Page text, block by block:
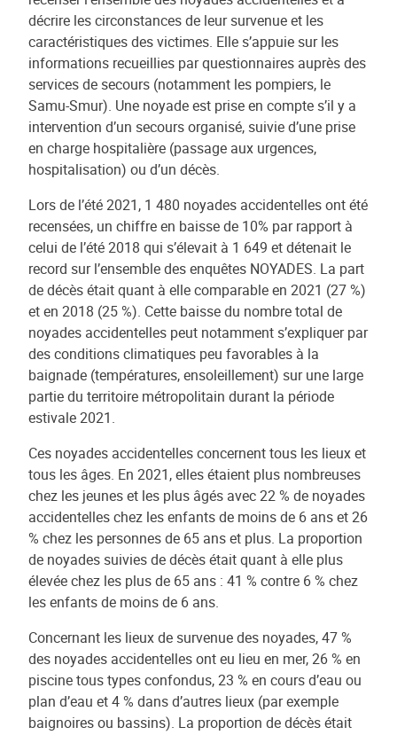
décrire les circonstances de leur survenue et les
caractéristiques des victimes. Elle s’appuie sur les
informations recueillies par questionnaires auprès des
services de secours (notamment les pompiers, le
Samu-Smur). Une noyade est prise en compte s’il y a
intervention d’un secours organisé, suivie d’une prise
en charge hospitalière (passage aux urgences,
hospitalisation) ou d’un décès.
Lors de l’été 2021, 1 480 noyades accidentelles ont été
recensées, un chiffre en baisse de 10% par rapport à
celui de l’été 2018 qui s’élevait à 1 649 et détenait le
record sur l’ensemble des enquêtes NOYADES. La part
de décès était quant à elle comparable en 2021 (27 %)
et en 2018 (25 %). Cette baisse du nombre total de
noyades accidentelles peut notamment s’expliquer par
des conditions climatiques peu favorables à la
baignade (températures, ensoleillement) sur une large
partie du territoire métropolitain durant la période
estivale 2021.
Ces noyades accidentelles concernent tous les lieux et
tous les âges. En 2021, elles étaient plus nombreuses
chez les jeunes et les plus âgés avec 22 % de noyades
accidentelles chez les enfants de moins de 6 ans et 26
% chez les personnes de 65 ans et plus. La proportion
de noyades suivies de décès était quant à elle plus
élevée chez les plus de 65 ans : 41 % contre 6 % chez
les enfants de moins de 6 ans.
Concernant les lieux de survenue des noyades, 47 %
des noyades accidentelles ont eu lieu en mer, 26 % en
piscine tous types confondus, 23 % en cours d’eau ou
plan d’eau et 4 % dans d’autres lieux (par exemple
baignoires ou bassins). La proportion de décès était